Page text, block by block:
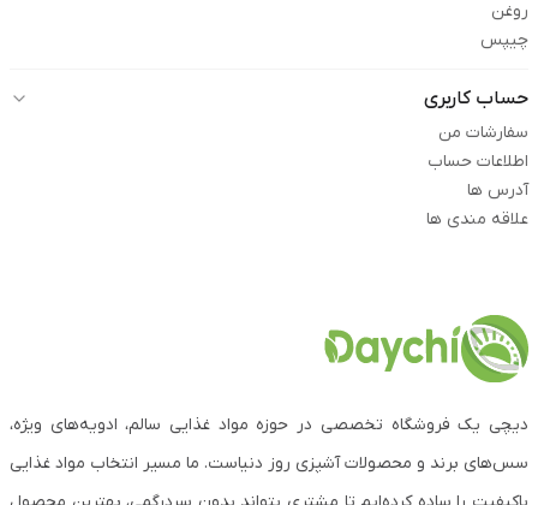
روغن
چیپس
حساب کاربری
سفارشات من
اطلاعات حساب
آدرس ها
علاقه مندی ها
دیچی یک فروشگاه تخصصی در حوزه مواد غذایی سالم، ادویه‌های ویژه،
سس‌های برند و محصولات آشپزی روز دنیاست. ما مسیر انتخاب مواد غذایی